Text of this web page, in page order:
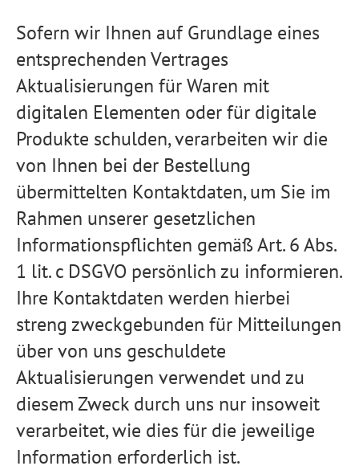
Sofern wir Ihnen auf Grundlage eines
entsprechenden Vertrages
Aktualisierungen für Waren mit
digitalen Elementen oder für digitale
Produkte schulden, verarbeiten wir die
von Ihnen bei der Bestellung
übermittelten Kontaktdaten, um Sie im
Rahmen unserer gesetzlichen
Informationspflichten gemäß Art. 6 Abs.
1 lit. c DSGVO persönlich zu informieren.
Ihre Kontaktdaten werden hierbei
streng zweckgebunden für Mitteilungen
über von uns geschuldete
Aktualisierungen verwendet und zu
diesem Zweck durch uns nur insoweit
verarbeitet, wie dies für die jeweilige
Information erforderlich ist.